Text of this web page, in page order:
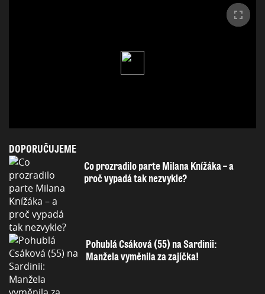
DOPORUČUJEME
Co prozradilo parte Milana Knížáka – a
proč vypadá tak nezvykle?
Pohublá Csáková (55) na Sardinii:
Manžela vyměnila za zajíčka!